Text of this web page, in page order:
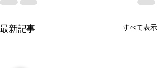
最新記事 すべて表示